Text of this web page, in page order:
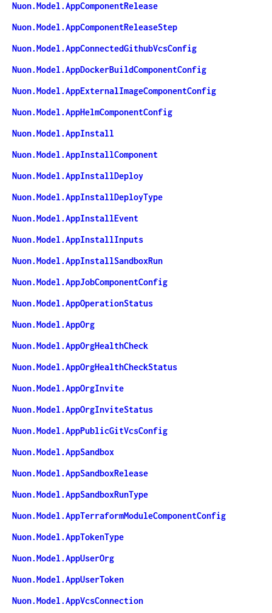
Nuon.Model.AppComponentRelease
Nuon.Model.AppComponentReleaseStep
Nuon.Model.AppConnectedGithubVcsConfig
Nuon.Model.AppDockerBuildComponentConfig
Nuon.Model.AppExternalImageComponentConfig
Nuon.Model.AppHelmComponentConfig
Nuon.Model.AppInstall
Nuon.Model.AppInstallComponent
Nuon.Model.AppInstallDeploy
Nuon.Model.AppInstallDeployType
Nuon.Model.AppInstallEvent
Nuon.Model.AppInstallInputs
Nuon.Model.AppInstallSandboxRun
Nuon.Model.AppJobComponentConfig
Nuon.Model.AppOperationStatus
Nuon.Model.AppOrg
Nuon.Model.AppOrgHealthCheck
Nuon.Model.AppOrgHealthCheckStatus
Nuon.Model.AppOrgInvite
Nuon.Model.AppOrgInviteStatus
Nuon.Model.AppPublicGitVcsConfig
Nuon.Model.AppSandbox
Nuon.Model.AppSandboxRelease
Nuon.Model.AppSandboxRunType
Nuon.Model.AppTerraformModuleComponentConfig
Nuon.Model.AppTokenType
Nuon.Model.AppUserOrg
Nuon.Model.AppUserToken
Nuon.Model.AppVcsConnection